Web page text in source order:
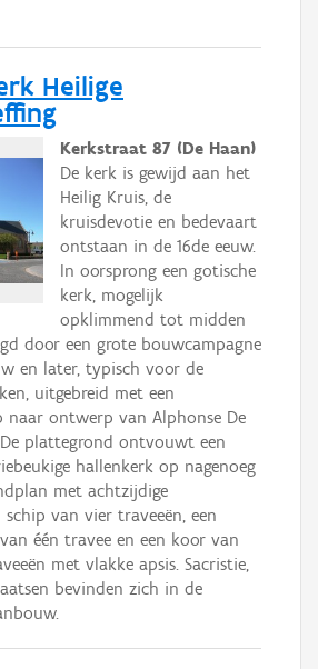
Heilige
Kerkstraat 87 (De Haan)
De kerk is gewijd aan het
Heilig Kruis, de
kruisdevotie en bedevaart
ontstaan in de 16de eeuw.
In oorsprong een gotische
kerk, mogelijk
opklimmend tot midden
door een grote bouwcampagne
en later, typisch voor de
uitgebreid met een
naar ontwerp van Alphonse De
plattegrond ontvouwt een
hallenkerk op nagenoeg
met achtzijdige
van vier traveeën, een
één travee en een koor van
met vlakke apsis. Sacristie,
bevinden zich in de